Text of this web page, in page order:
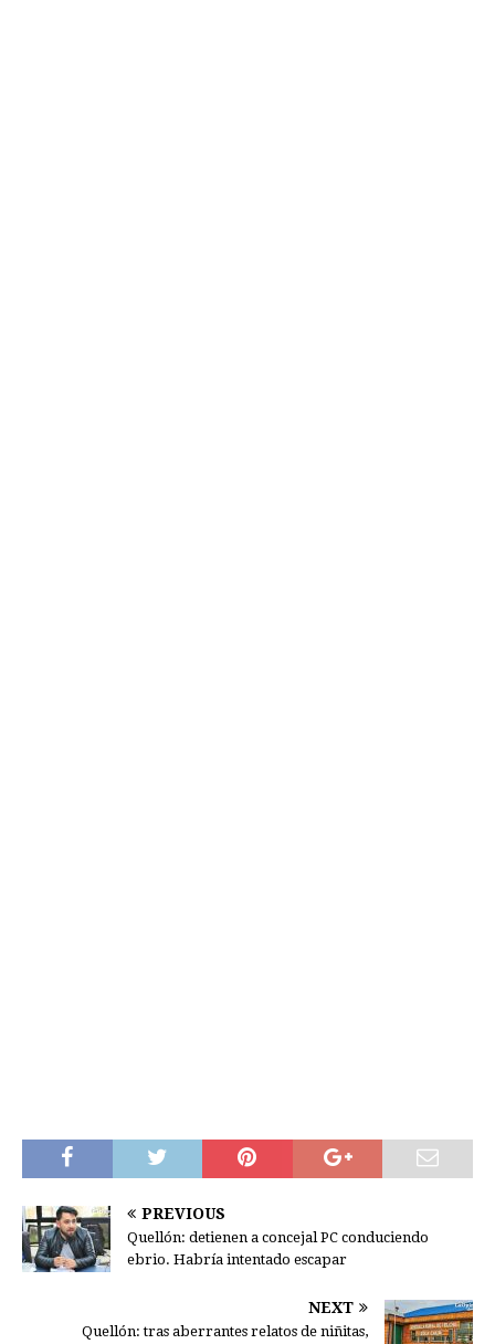
PREVIOUS
Quellón: detienen a concejal PC conduciendo
ebrio. Habría intentado escapar
NEXT
Quellón: tras aberrantes relatos de niñitas,